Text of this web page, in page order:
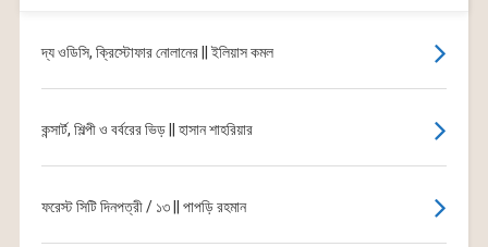
দ্য ওডিসি, ক্রিস্টোফার নোলানের || ইলিয়াস কমল
কন্সার্ট, শিল্পী ও বর্বরের ভিড় || হাসান শাহরিয়ার
ফরেস্ট সিটি দিনপত্রী / ১৩ || পাপড়ি রহমান